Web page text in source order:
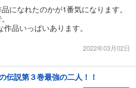
になれたのかが1番気になります。
品いっぱいあります。
2022年03月02日
伝説第３巻最強の二人！！